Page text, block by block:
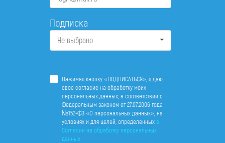
Подписка
Не выбрано
Нажимая кнопку «ПОДПИСАТЬСЯ», я даю
свое согласие на обработку моих
персональных данных, в соответствии с
Федеральным законом от 27.07.2006 года
№152-ФЗ «О персональных данных», на
условиях и для целей, определенных в
Согласии на обработку персональных
данных